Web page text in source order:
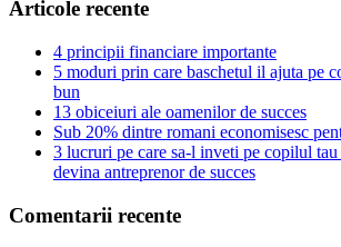
Articole recente
4 principii financiare importante
5 moduri prin care baschetul il ajuta pe
bun
13 obiceiuri ale oamenilor de succes
Sub 20% dintre romani economisesc
3 lucruri pe care sa-l inveti pe copilul tau
devina antreprenor de succes
Comentarii recente